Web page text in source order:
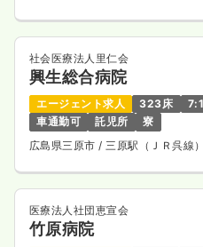
社会医療法人里仁会
興生総合病院
エージェント求人 323床 7:1
車通勤可
託児所
寮
広島県三原市 / 三原駅（ＪＲ呉線
医療法人社団恵宣会
竹原病院